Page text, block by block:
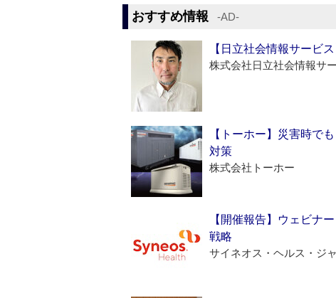
おすすめ情報 ‐AD‐
【日立社会情報サービ
株式会社日立社会情報サ
【トーホー】災害時で
対策
株式会社トーホー
【開催報告】ウェビナ
戦略
サイネオス・ヘルス・ジ